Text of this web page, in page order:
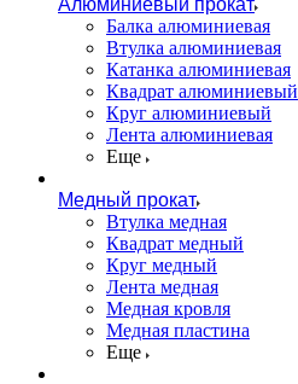
Алюминиевый прокат
Балка алюминиевая
Втулка алюминиевая
Катанка алюминиевая
Квадрат алюминиевый
Круг алюминиевый
Лента алюминиевая
Еще
Медный прокат
Втулка медная
Квадрат медный
Круг медный
Лента медная
Медная кровля
Медная пластина
Еще